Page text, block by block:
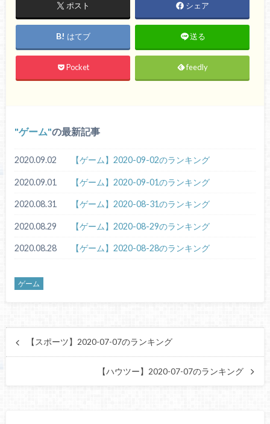
ポスト シェア
はてブ 送る
Pocket feedly
ゲーム の最新記事
2020.09.02 【ゲーム】2020-09-02のランキング
2020.09.01 【ゲーム】2020-09-01のランキング
2020.08.31 【ゲーム】2020-08-31のランキング
2020.08.29 【ゲーム】2020-08-29のランキング
2020.08.28 【ゲーム】2020-08-28のランキング
ゲーム
【スポーツ】2020-07-07のランキング
【ハウツー】2020-07-07のランキング